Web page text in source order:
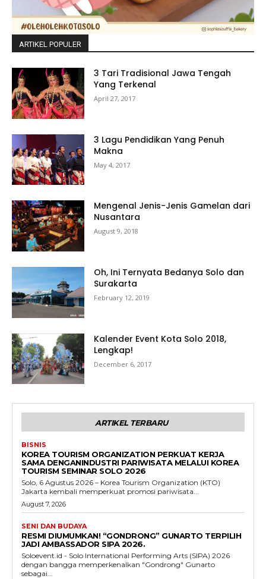
ARTIKEL POPULER
3 Tari Tradisional Jawa Tengah
Yang Terkenal
April 27, 2017
3 Lagu Pendidikan Yang Penuh
Makna
May 4, 2017
Mengenal Jenis-Jenis Gamelan dari
Nusantara
August 9, 2018
Oh, Ini Ternyata Bedanya Solo dan
Surakarta
February 12, 2019
Kalender Event Kota Solo 2018,
Lengkap!
December 6, 2017
ARTIKEL TERBARU
BISNIS
KOREA TOURISM ORGANIZATION PERKUAT KERJA
SAMA DENGANINDUSTRI PARIWISATA MELALUI KOREA
TOURISM SEMINAR SOLO 2026
Solo, 6 Agustus 2026 – Korea Tourism Organization (KTO)
Jakarta kembali memperkuat promosi pariwisata...
August 7, 2026
SENI DAN BUDAYA
RESMI DIUMUMKAN! “GONDRONG” GUNARTO TERPILIH
JADI AMBASSADOR SIPA 2026.
Soloevent.id - Solo International Performing Arts (SIPA) 2026
dengan bangga memperkenalkan "Gondrong" Gunarto
sebagai...